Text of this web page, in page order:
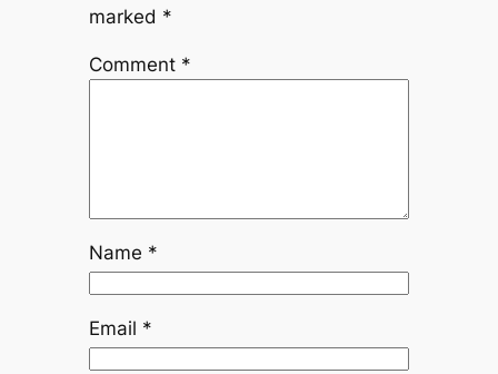
marked *
Comment *
Name *
Email *